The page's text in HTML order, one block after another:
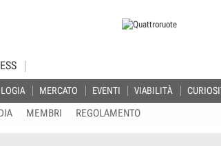
MERCATO EVENTI VIABILITÀ
MEMBRI REGOLAMENTO